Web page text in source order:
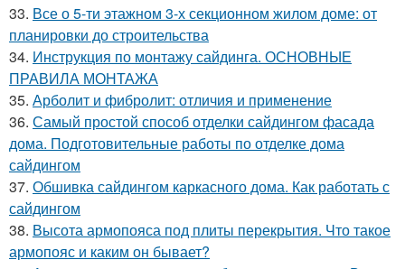
33. Все о 5-ти этажном 3-х секционном жилом доме: от
планировки до строительства
34. Инструкция по монтажу сайдинга. ОСНОВНЫЕ
ПРАВИЛА МОНТАЖА
35. Арболит и фибролит: отличия и применение
36. Самый простой способ отделки сайдингом фасада
дома. Подготовительные работы по отделке дома
сайдингом
37. Обшивка сайдингом каркасного дома. Как работать с
сайдингом
38. Высота армопояса под плиты перекрытия. Что такое
армопояс и каким он бывает?